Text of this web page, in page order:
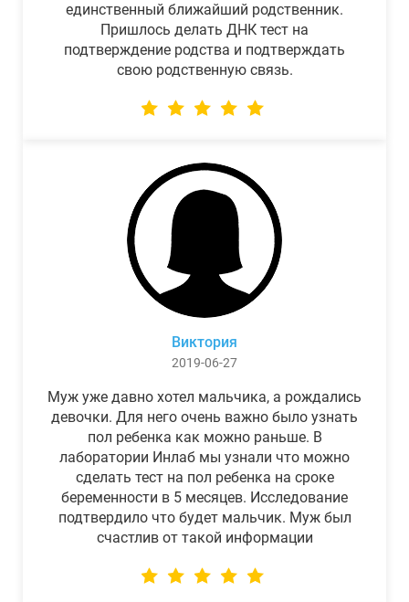
единственный ближайший родственник.
Пришлось делать ДНК тест на
подтверждение родства и подтверждать
свою родственную связь.
Виктория
2019-06-27
Муж уже давно хотел мальчика, а рождались
девочки. Для него очень важно было узнать
пол ребенка как можно раньше. В
лаборатории Инлаб мы узнали что можно
сделать тест на пол ребенка на сроке
беременности в 5 месяцев. Исследование
подтвердило что будет мальчик. Муж был
счастлив от такой информации